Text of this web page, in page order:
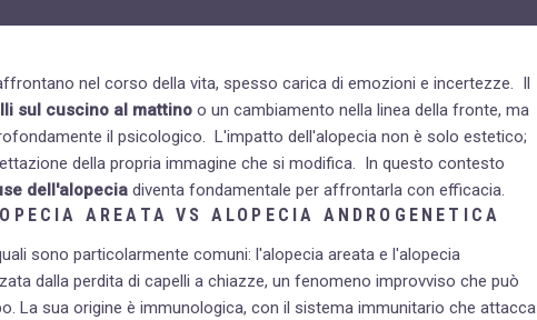
Fastidi della menopausa
News
Problemi sessualità maschile
Trattamenti estetici viso e corpo
Trattamenti per il corpo
Trattamenti per mani, viso, décolleté
nel corso della vita, spesso carica di emozioni e incertezze.
sul cuscino al mattino o un cambiamento nella linea della fronte, ma
il psicologico.
L'impatto dell'alopecia non è solo estetico;
della propria immagine che si modifica.
In questo contesto
dell'alopecia diventa fondamentale per affrontarla con efficacia.
AREATA VS ALOPECIA ANDROGENETICA
sono particolarmente comuni: l'alopecia areata e l'alopecia
dalla perdita di capelli a chiazze, un fenomeno improvviso che può
La sua origine è immunologica, con il sistema immunitario che attacca